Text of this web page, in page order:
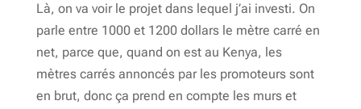
Là, on va voir le projet dans lequel j’ai investi. On
parle entre 1000 et 1200 dollars le mètre carré en
net, parce que, quand on est au Kenya, les
mètres carrés annoncés par les promoteurs sont
en brut, donc ça prend en compte les murs et